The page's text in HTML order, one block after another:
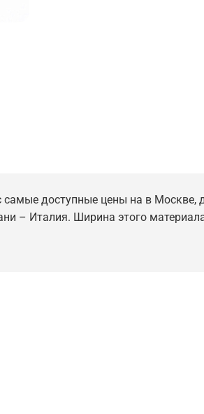
доступные цены на в Москве,
– Италия. Ширина этого